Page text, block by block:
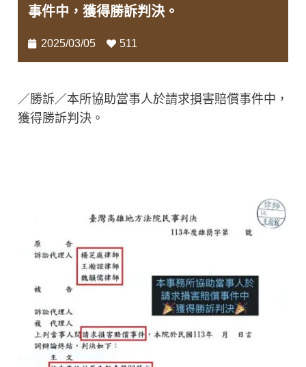
事件中，獲得勝訴判決。
2025/03/05 511
／勝訴／本所協助當事人於請求損害賠償事件中，
獲得勝訴判決。